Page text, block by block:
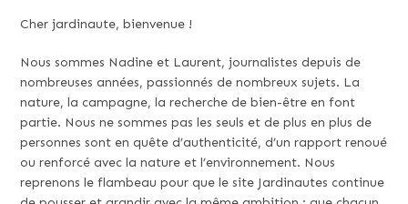
Cher jardinaute, bienvenue !
Nous sommes Nadine et Laurent, journalistes depuis de
nombreuses années, passionnés de nombreux sujets. La
nature, la campagne, la recherche de bien-être en font
partie. Nous ne sommes pas les seuls et de plus en plus de
personnes sont en quête d’authenticité, d’un rapport renoué
ou renforcé avec la nature et l’environnement. Nous
reprenons le flambeau pour que le site Jardinautes continue